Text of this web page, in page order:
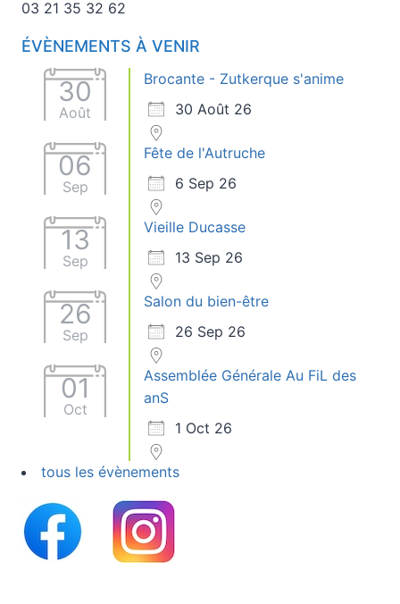
03 21 35 32 62
ÉVÈNEMENTS À VENIR
30
Août
Brocante - Zutkerque s'anime
30 Août 26
06
Sep
Fête de l'Autruche
6 Sep 26
13
Sep
Vieille Ducasse
13 Sep 26
26
Sep
Salon du bien-être
26 Sep 26
01
Oct
Assemblée Générale Au FiL des
anS
1 Oct 26
tous les évènements